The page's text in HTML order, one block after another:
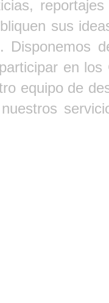
sus
Disponemos
en
equipo de